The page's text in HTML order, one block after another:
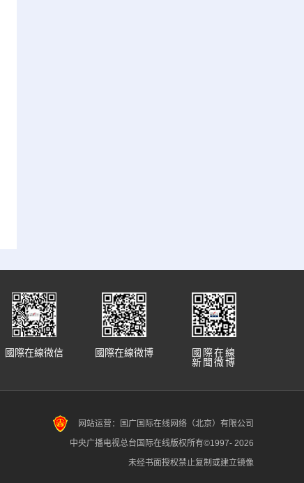
國際在線
新聞微博
國際在線微博
國際在線微信
网站运营：国广国际在线网络（北京）有限公司
中央广播电视总台国际在线版权所有©1997- 2026
未经书面授权禁止复制或建立镜像